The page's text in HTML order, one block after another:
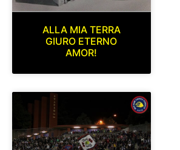
ALLA MIA TERRA
GIURO ETERNO
AMOR!